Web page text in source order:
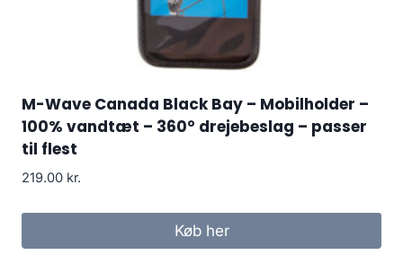
M-Wave Canada Black Bay – Mobilholder –
100% vandtæt – 360° drejebeslag – passer
til flest
219.00 kr.
Køb her